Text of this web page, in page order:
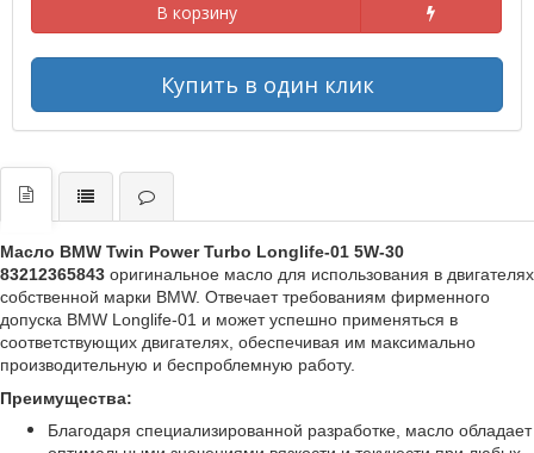
В корзину
Купить в один клик
Масло BMW Twin Power Turbo Longlife-01 5W-30
83212365843 оригинальное масло для использования в двигателях
собственной марки BMW. Отвечает требованиям фирменного
допуска BMW Longlife-01 и может успешно применяться в
соответствующих двигателях, обеспечивая им максимально
производительную и беспроблемную работу.
Преимущества:
Благодаря специализированной разработке, масло обладает